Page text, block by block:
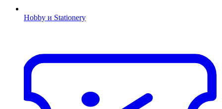
Hobby и Stationery